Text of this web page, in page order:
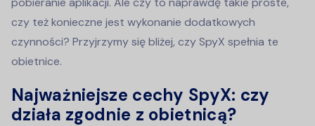
czy też konieczne jest wykonanie dodatkowych
czynności? Przyjrzymy się bliżej, czy SpyX spełnia te
obietnice.
Najważniejsze cechy SpyX: czy
działa zgodnie z obietnicą?